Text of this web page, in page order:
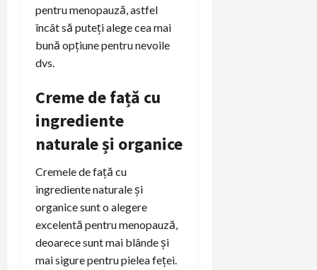
pentru menopauză, astfel
încât să puteți alege cea mai
bună opțiune pentru nevoile
dvs.
Creme de față cu
ingrediente
naturale și organice
Cremele de față cu
ingrediente naturale și
organice sunt o alegere
excelentă pentru menopauză,
deoarece sunt mai blânde și
mai sigure pentru pielea feței.